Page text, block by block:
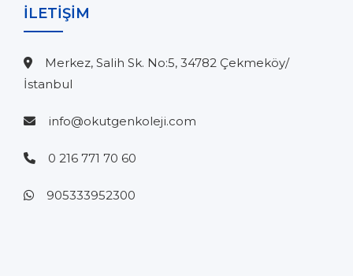
İLETİŞİM
Merkez, Salih Sk. No:5, 34782 Çekmeköy/
İstanbul
info@okutgenkoleji.com
0 216 771 70 60
905333952300